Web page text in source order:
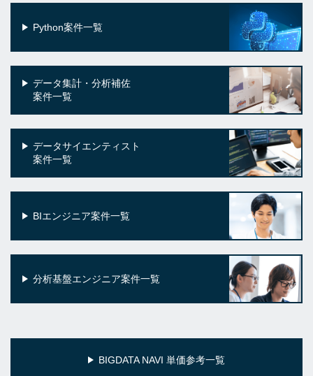
Python案件一覧
データ集計・分析補佐
案件一覧
データサイエンティスト
案件一覧
BIエンジニア案件一覧
分析基盤エンジニア案件一覧
BIGDATA NAVI 単価参考一覧